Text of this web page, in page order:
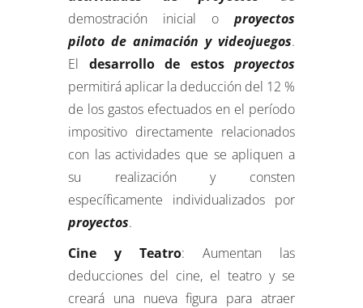
demostración inicial o proyectos
piloto de animación y videojuegos.
El desarrollo de estos proyectos
permitirá aplicar la deducción del 12 %
de los gastos efectuados en el período
impositivo directamente relacionados
con las actividades que se apliquen a
su realización y consten
específicamente individualizados por
proyectos.
Cine y Teatro: Aumentan las
deducciones del cine, el teatro y se
creará una nueva figura para atraer